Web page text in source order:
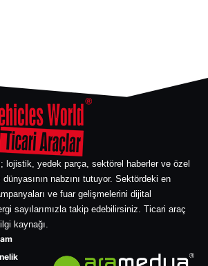
lojistik, yedek parça, sektörel haberler ve özel
nabzını tutuyor. Sektördeki en
ve fuar gelişmelerini dijital
sayılarımızla takip edebilirsiniz. Ticari araç
kaynağı.